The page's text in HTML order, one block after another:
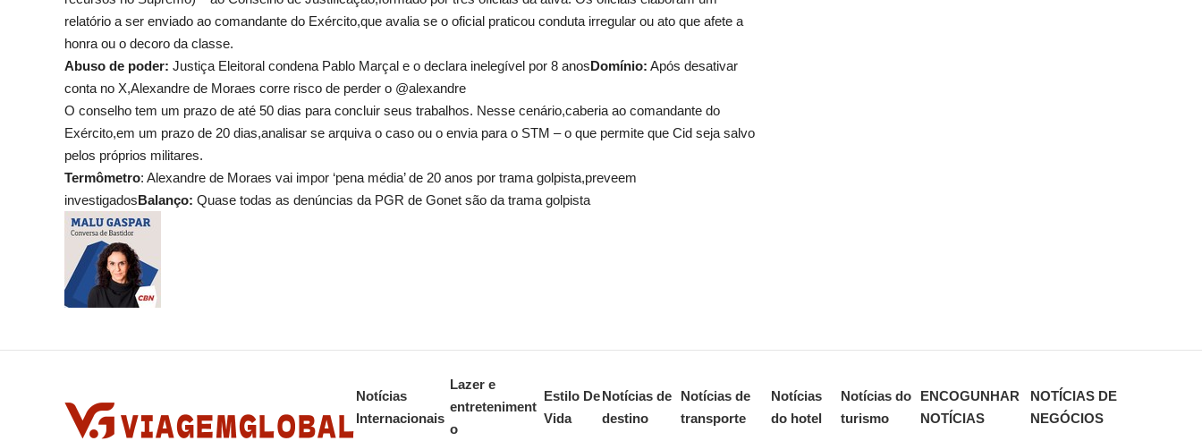
relatório a ser enviado ao comandante do Exército,que avalia se o oficial praticou conduta irregular ou ato que afete a
honra ou o decoro da classe.
Abuso de poder: Justiça Eleitoral condena Pablo Marçal e o declara inelegível por 8 anosDomínio: Após desativar
conta no X,Alexandre de Moraes corre risco de perder o @alexandre
O conselho tem um prazo de até 50 dias para concluir seus trabalhos. Nesse cenário,caberia ao comandante do
Exército,em um prazo de 20 dias,analisar se arquiva o caso ou o envia para o STM – o que permite que Cid seja salvo
pelos próprios militares.
Termômetro: Alexandre de Moraes vai impor ‘pena média’ de 20 anos por trama golpista,preveem
investigadosBalanço: Quase todas as denúncias da PGR de Gonet são da trama golpista
Notícias
Internacionais
Lazer e
entreteniment
o
Estilo De
Vida
Notícias de
destino
Notícias de
transporte
Notícias
do hotel
Notícias do
turismo
ENCOGUNHAR
NOTÍCIAS
NOTÍCIAS DE
NEGÓCIOS